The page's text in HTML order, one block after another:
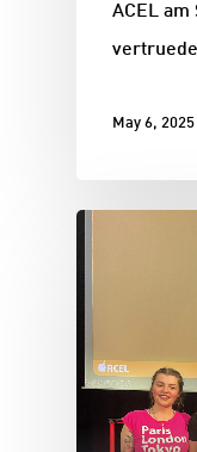
ACEL
May 6, 2025